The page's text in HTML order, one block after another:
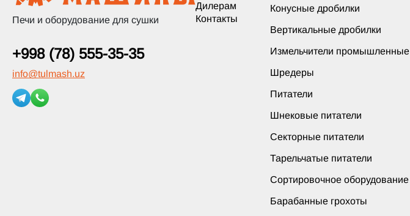
Печи и оборудование для сушки
+998 (78) 555-35-35
info@tulmash.uz
Дилерам
Контакты
Конусные дробилки
Вертикальные дробилки
Измельчители промышленные
Шредеры
Питатели
Шнековые питатели
Секторные питатели
Тарельчатые питатели
Сортировочное оборудование
Барабанные грохоты